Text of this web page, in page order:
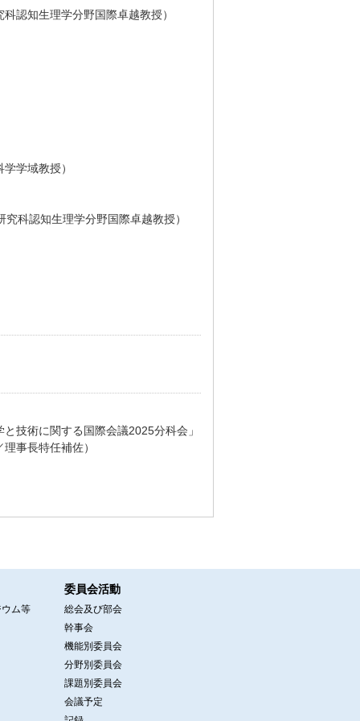
認知生理学分野国際卓越教授）
学域教授）
科認知生理学分野国際卓越教授）
技術に関する国際会議2025分科会」
事長特任補佐）
ム等
委員会活動
総会及び部会
幹事会
機能別委員会
分野別委員会
課題別委員会
会議予定